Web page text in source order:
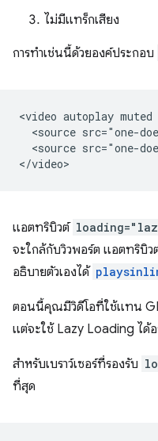
ไม่มีแทร็กเสียง
การทำเช่นนี้ด้วยองค์ประกอบ
<video autoplay
<source src="one-
<source src="one-
แอตทริบิวต์
จะใกล้กับวิวพอร์ต แอตทริบิว
อธิบายตัวเองได้
ตอนนี้คุณมีวิดีโอที่ใช้แทน
แต่จะใช้ Lazy Loading ได้อ
สำหรับเบราว์เซอร์ที่รองรับ
ที่สุด